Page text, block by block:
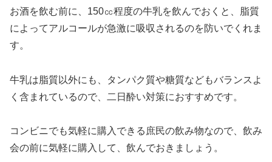
お酒を飲む前に、150㏄程度の牛乳を飲んでおくと、脂質
によってアルコールが急激に吸収されるのを防いでくれま
す。
牛乳は脂質以外にも、タンパク質や糖質などもバランスよ
く含まれているので、二日酔い対策におすすめです。
コンビニでも気軽に購入できる庶民の飲み物なので、飲み
会の前に気軽に購入して、飲んでおきましょう。